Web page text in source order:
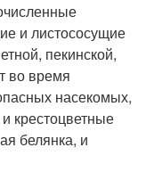
и листососущие
пекинской,
во время
насекомых,
крестоцветные
белянка, и